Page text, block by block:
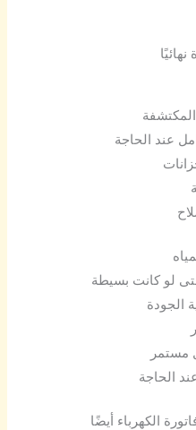
عند الحاجة
لو كانت بسيطة
الجودة
مستمر
الحاجة
الكهرباء أيضًا